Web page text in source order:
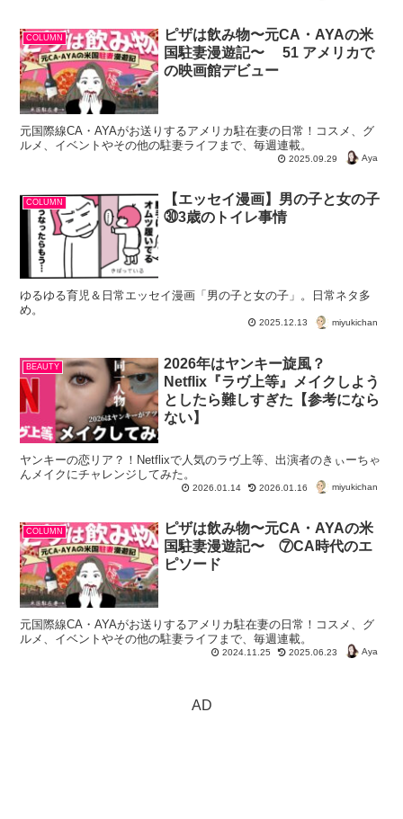
COLUMN
ピザは飲み物〜元CA・AYAの米
国駐妻漫遊記〜 51 アメリカで
の映画館デビュー
元国際線CA・AYAがお送りするアメリカ駐在妻の日常！コスメ、グ
ルメ、イベントやその他の駐妻ライフまで、毎週連載。
2025.09.29 Aya
COLUMN
【エッセイ漫画】男の子と女の子
㉚3歳のトイレ事情
ゆるゆる育児＆日常エッセイ漫画「男の子と女の子」。日常ネタ多
め。
2025.12.13 miyukichan
BEAUTY
2026年はヤンキー旋風？
Netflix『ラヴ上等』メイクしよう
としたら難しすぎた【参考になら
ない】
ヤンキーの恋リア？！Netflixで人気のラヴ上等、出演者のきぃーちゃ
んメイクにチャレンジしてみた。
2026.01.14 2026.01.16 miyukichan
COLUMN
ピザは飲み物〜元CA・AYAの米
国駐妻漫遊記〜 ⑦CA時代のエ
ピソード
元国際線CA・AYAがお送りするアメリカ駐在妻の日常！コスメ、グ
ルメ、イベントやその他の駐妻ライフまで、毎週連載。
2024.11.25 2025.06.23 Aya
AD